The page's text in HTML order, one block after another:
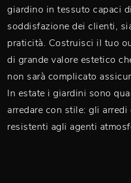
giardino in tessuto capaci
soddisfazione dei clienti,
praticità. Costruisci il tuo
di grande valore estetico
non sarà complicato
In estate i giardini sono
arredare con stile: gli
resistenti agli agenti